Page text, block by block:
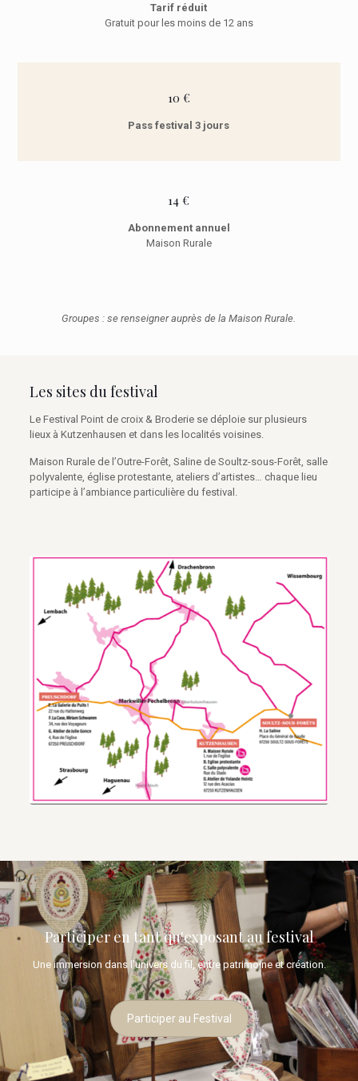
Tarif réduit
Gratuit pour les moins de 12 ans
10 €
Pass festival 3 jours
14 €
Abonnement annuel
Maison Rurale
Groupes : se renseigner auprès de la Maison Rurale.
Les sites du festival
Le Festival Point de croix & Broderie se déploie sur plusieurs
lieux à Kutzenhausen et dans les localités voisines.
Maison Rurale de l’Outre-Forêt, Saline de Soultz-sous-Forêt, salle
polyvalente, église protestante, ateliers d’artistes… chaque lieu
participe à l’ambiance particulière du festival.
Participer en tant qu'exposant au festival
Une immersion dans l’univers du fil, entre patrimoine et création.
Participer au Festival